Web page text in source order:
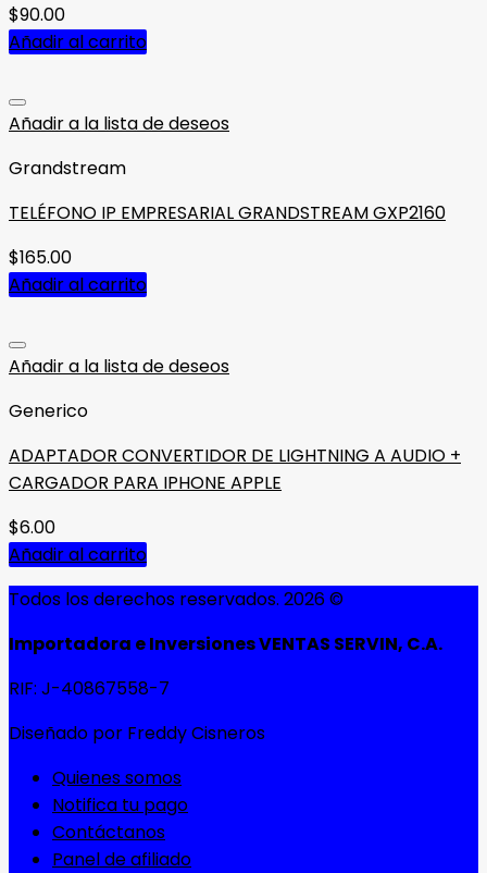
$90.00
Añadir al carrito
Añadir a la lista de deseos
Grandstream
TELÉFONO IP EMPRESARIAL GRANDSTREAM GXP2160
$165.00
Añadir al carrito
Añadir a la lista de deseos
Generico
ADAPTADOR CONVERTIDOR DE LIGHTNING A AUDIO +
CARGADOR PARA IPHONE APPLE
$6.00
Añadir al carrito
Todos los derechos reservados. 2026 ©
Importadora e Inversiones VENTAS SERVIN, C.A.
RIF: J-40867558-7
Diseñado por Freddy Cisneros
Quienes somos
Notifica tu pago
Contáctanos
Panel de afiliado